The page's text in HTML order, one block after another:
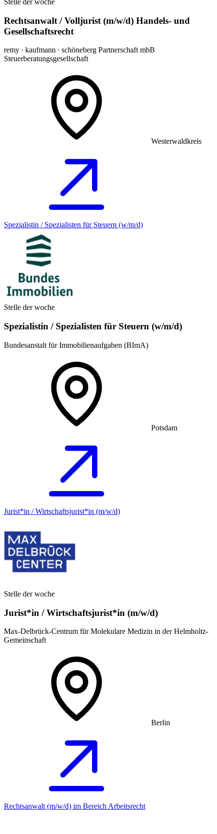
Stelle der woche
Rechtsanwalt / Volljurist (m/w/d) Handels- und
Gesellschaftsrecht
remy ∙ kaufmann ∙ schöneberg Partnerschaft mbB
Steuerberatungsgesellschaft
Westerwaldkreis
Spezialistin / Spezialisten für Steuern (w/m/d)
Stelle der woche
Spezialistin / Spezialisten für Steuern (w/m/d)
Bundesanstalt für Immobilienaufgaben (BImA)
Potsdam
Jurist*in / Wirtschafts­jurist*in (m/w/d)
Stelle der woche
Jurist*in / Wirtschafts­jurist*in (m/w/d)
Max-Delbrück-Centrum für Molekulare Medizin in der Helmholtz-
Gemeinschaft
Berlin
Rechtsanwalt (m/w/d) im Bereich Arbeitsrecht